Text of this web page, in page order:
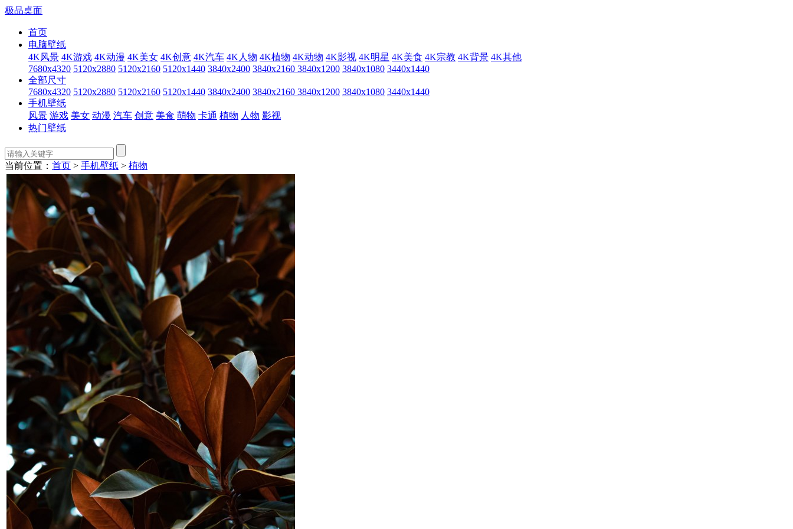
极品桌面
首页
电脑壁纸
4K风景 4K游戏 4K动漫 4K美女 4K创意 4K汽车 4K人物 4K植物 4K动物 4K影视 4K明星 4K美食 4K宗教 4K背景 4K其他
7680x4320 5120x2880 5120x2160 5120x1440 3840x2400 3840x2160 3840x1200 3840x1080 3440x1440
全部尺寸
7680x4320 5120x2880 5120x2160 5120x1440 3840x2400 3840x2160 3840x1200 3840x1080 3440x1440
手机壁纸
风景 游戏 美女 动漫 汽车 创意 美食 萌物 卡通 植物 人物 影视
热门壁纸
当前位置： 首页 > 手机壁纸 > 植物